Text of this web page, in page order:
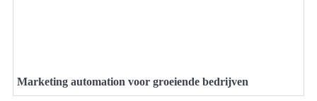
Marketing automation voor groeiende bedrijven